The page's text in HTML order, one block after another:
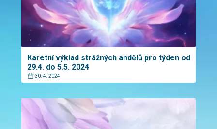
Karetní výklad strážných andělů pro týden od
29.4. do 5.5. 2024
30. 4. 2024